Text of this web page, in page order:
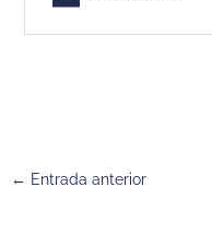
← Entrada anterior